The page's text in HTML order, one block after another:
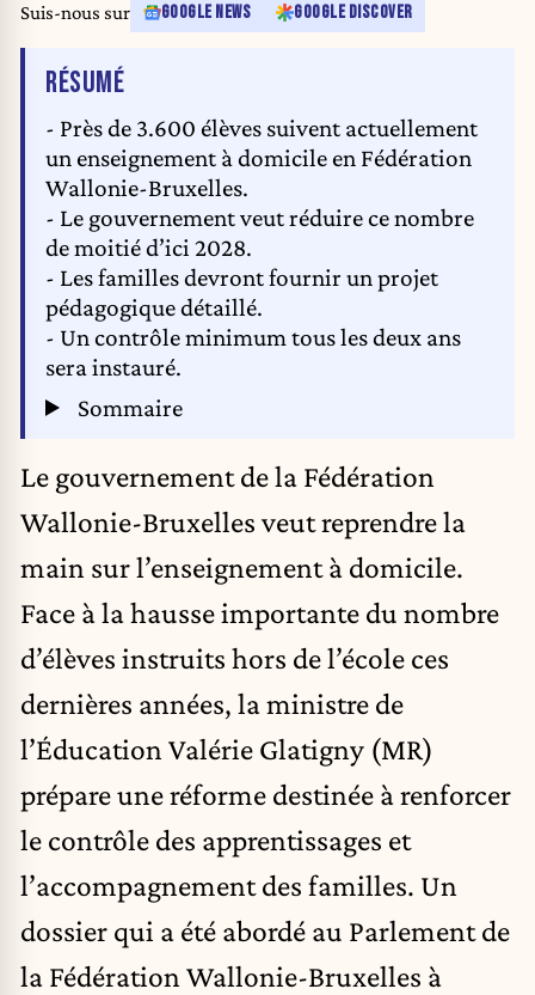
Suis-nous sur GOOGLE NEWS GOOGLE DISCOVER
RÉSUMÉDE L'ARTICLE
- Près de 3.600 élèves suivent actuellement
un enseignement à domicile en Fédération
Wallonie-Bruxelles.
- Le gouvernement veut réduire ce nombre
de moitié d’ici 2028.
- Les familles devront fournir un projet
pédagogique détaillé.
- Un contrôle minimum tous les deux ans
sera instauré.
Sommaire
Le gouvernement de la Fédération
Wallonie-Bruxelles veut reprendre la
main sur l’enseignement à domicile.
Face à la hausse importante du nombre
d’élèves instruits hors de l’école ces
dernières années, la ministre de
l’Éducation Valérie Glatigny (MR)
prépare une réforme destinée à renforcer
le contrôle des apprentissages et
l’accompagnement des familles. Un
dossier qui a été abordé au Parlement de
la Fédération Wallonie-Bruxelles à